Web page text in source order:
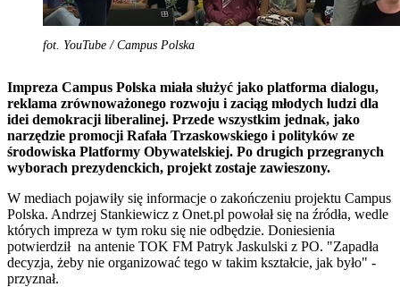
fot. YouTube / Campus Polska
Impreza Campus Polska miała służyć jako platforma dialogu,
reklama zrównoważonego rozwoju i zaciąg młodych ludzi dla
idei demokracji liberalinej. Przede wszystkim jednak, jako
narzędzie promocji Rafała Trzaskowskiego i polityków ze
środowiska Platformy Obywatelskiej. Po drugich przegranych
wyborach prezydenckich, projekt zostaje zawieszony.
W mediach pojawiły się informacje o zakończeniu projektu Campus
Polska. Andrzej Stankiewicz z Onet.pl powołał się na źródła, wedle
których impreza w tym roku się nie odbędzie. Doniesienia
potwierdził na antenie TOK FM Patryk Jaskulski z PO. "Zapadła
decyzja, żeby nie organizować tego w takim kształcie, jak było" -
przyznał.